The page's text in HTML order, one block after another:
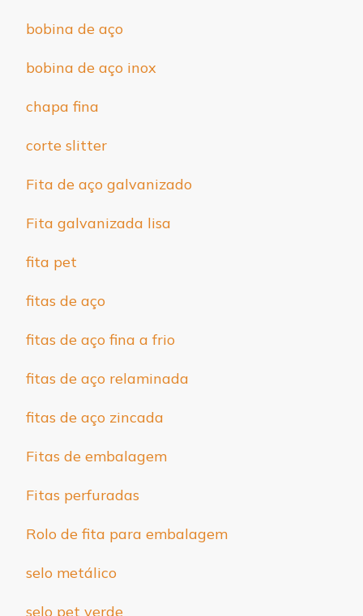
bobina de aço
bobina de aço inox
chapa fina
corte slitter
Fita de aço galvanizado
Fita galvanizada lisa
fita pet
fitas de aço
fitas de aço fina a frio
fitas de aço relaminada
fitas de aço zincada
Fitas de embalagem
Fitas perfuradas
Rolo de fita para embalagem
selo metálico
selo pet verde